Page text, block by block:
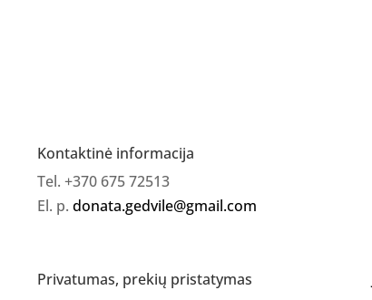
Kontaktinė informacija
Tel. +370 675 72513
El. p. donata.gedvile@gmail.com
Privatumas, prekių pristatymas